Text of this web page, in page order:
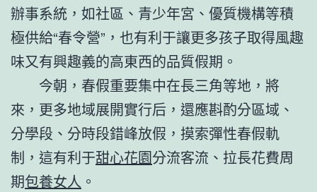
辦事系統，如社區、青少年宮、優質機構等積
極供給“春令營”，也有利于讓更多孩子取得風趣
味又有興趣義的高東西的品質假期。
今朝，春假重要集中在長三角等地，將
來，更多地域展開實行后，還應斟酌分區域、
分學段、分時段錯峰放假，摸索彈性春假軌
制，這有利于甜心花園分流客流、拉長花費周
期包養女人 。